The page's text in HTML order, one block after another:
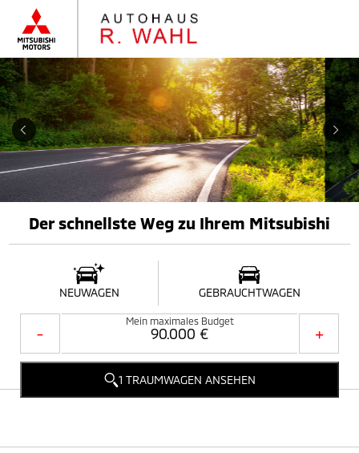
Der schnellste Weg zu Ihrem Mitsubishi
NEUWAGEN GEBRAUCHTWAGEN
-
Mein maximales Budget
+
1 TRAUMWAGEN ANSEHEN